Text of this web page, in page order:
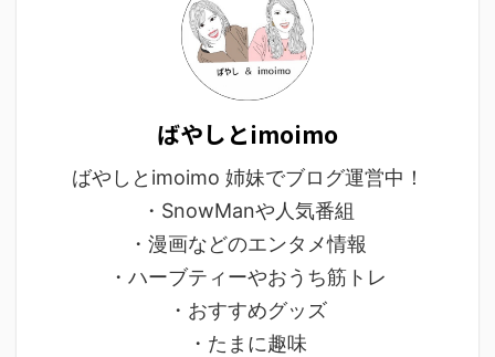
ばやしとimoimo
ばやしとimoimo 姉妹でブログ運営中！
・SnowManや人気番組
・漫画などのエンタメ情報
・ハーブティーやおうち筋トレ
・おすすめグッズ
・たまに趣味